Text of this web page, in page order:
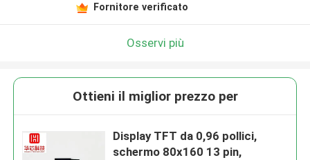
Fornitore verificato
Osservi più
Ottieni il miglior prezzo per
Display TFT da 0,96 pollici,
schermo 80x160 13 pin,